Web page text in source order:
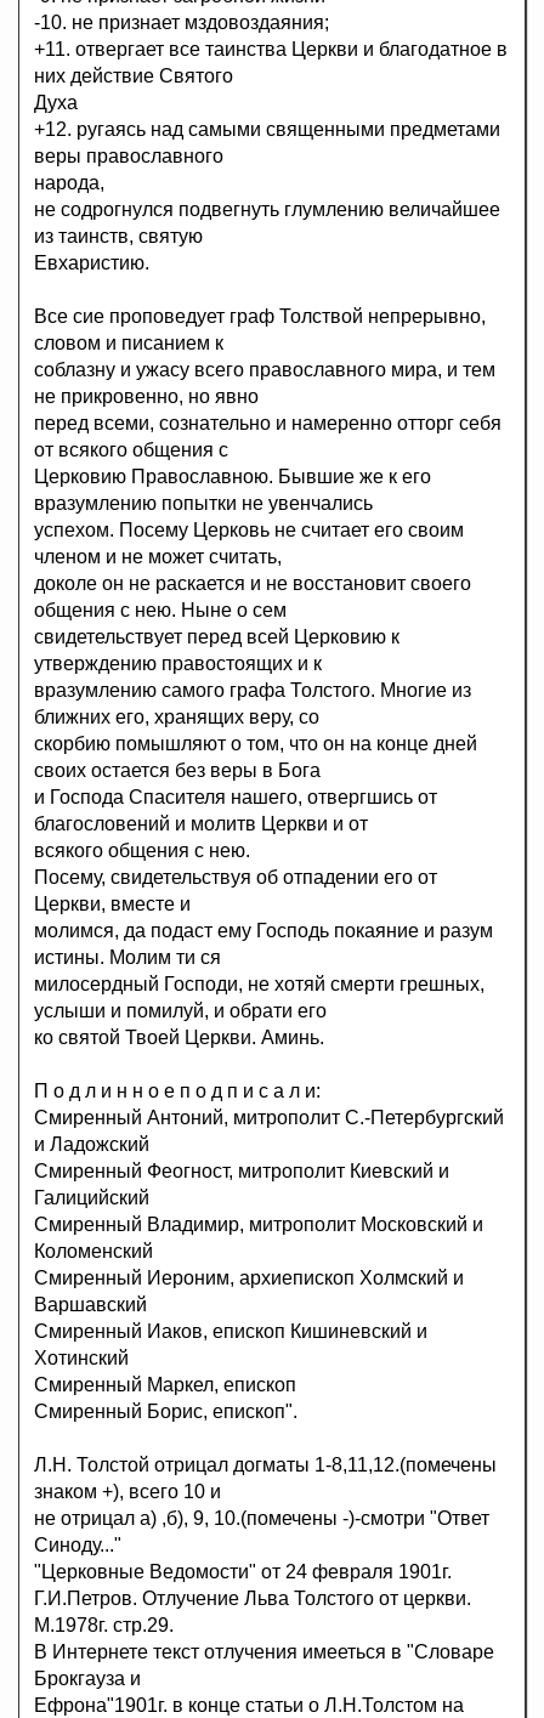
-10. не признает мздовоздаяния;
+11. отвергает все таинства Церкви и благодатное в
них действие Святого
Духа
+12. ругаясь над самыми священными предметами
веры православного
народа,
не содрогнулся подвегнуть глумлению величайшее
из таинств, святую
Евхаристию.
Все сие проповедует граф Толствой непрерывно,
словом и писанием к
соблазну и ужасу всего православного мира, и тем
не прикровенно, но явно
перед всеми, сознательно и намеренно отторг себя
от всякого общения с
Церковию Православною. Бывшие же к его
вразумлению попытки не увенчались
успехом. Посему Церковь не считает его своим
членом и не может считать,
доколе он не раскается и не восстановит своего
общения с нею. Ныне о сем
свидетельствует перед всей Церковию к
утверждению правостоящих и к
вразумлению самого графа Толстого. Многие из
ближних его, хранящих веру, со
скорбию помышляют о том, что он на конце дней
своих остается без веры в Бога
и Господа Спасителя нашего, отвергшись от
благословений и молитв Церкви и от
всякого общения с нею.
Посему, свидетельствуя об отпадении его от
Церкви, вместе и
молимся, да подаст ему Господь покаяние и разум
истины. Молим ти ся
милосердный Господи, не хотяй смерти грешных,
услыши и помилуй, и обрати его
ко святой Твоей Церкви. Аминь.
П о д л и н н о е п о д п и с а л и:
Смиренный Антоний, митрополит С.-Петербургский
и Ладожский
Смиренный Феогност, митрополит Киевский и
Галицийский
Смиренный Владимир, митрополит Московский и
Коломенский
Смиренный Иероним, архиепископ Холмский и
Варшавский
Смиренный Иаков, епископ Кишиневский и
Хотинский
Смиренный Маркел, епископ
Смиренный Борис, епископ".
Л.Н. Толстой отрицал догматы 1-8,11,12.(помечены
знаком +), всего 10 и
не отрицал а) ,б), 9, 10.(помечены -)-смотри "Ответ
Синоду..."
"Церковные Ведомости" от 24 февраля 1901г.
Г.И.Петров. Отлучение Льва Толстого от церкви.
М.1978г. стр.29.
В Интернете текст отлучения имееться в "Словаре
Брокгауза и
Ефрона"1901г. в конце статьи о Л.Н.Толстом на